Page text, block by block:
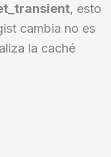
, esto
cambia no es
la caché